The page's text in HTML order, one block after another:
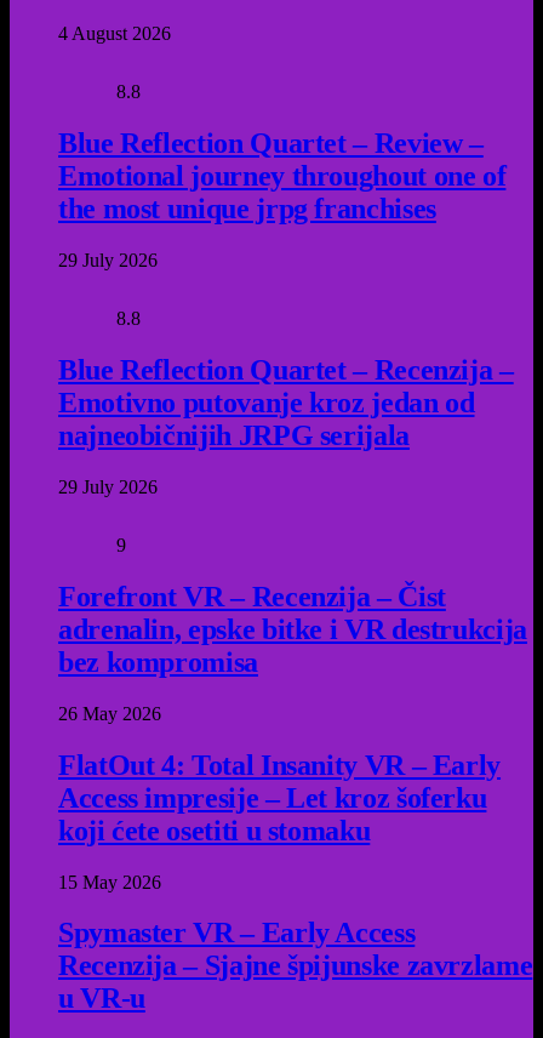
4 August 2026
8.8
Blue Reflection Quartet – Review –
Emotional journey throughout one of
the most unique jrpg franchises
29 July 2026
8.8
Blue Reflection Quartet – Recenzija –
Emotivno putovanje kroz jedan od
najneobičnijih JRPG serijala
29 July 2026
9
Forefront VR – Recenzija – Čist
adrenalin, epske bitke i VR destrukcija
bez kompromisa
26 May 2026
FlatOut 4: Total Insanity VR – Early
Access impresije – Let kroz šoferku
koji ćete osetiti u stomaku
15 May 2026
Spymaster VR – Early Access
Recenzija – Sjajne špijunske zavrzlame
u VR-u